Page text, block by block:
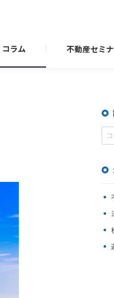
コラム 不動産セミ
ン
マンション
ビル運営・
シェアオフ
トータルサポ